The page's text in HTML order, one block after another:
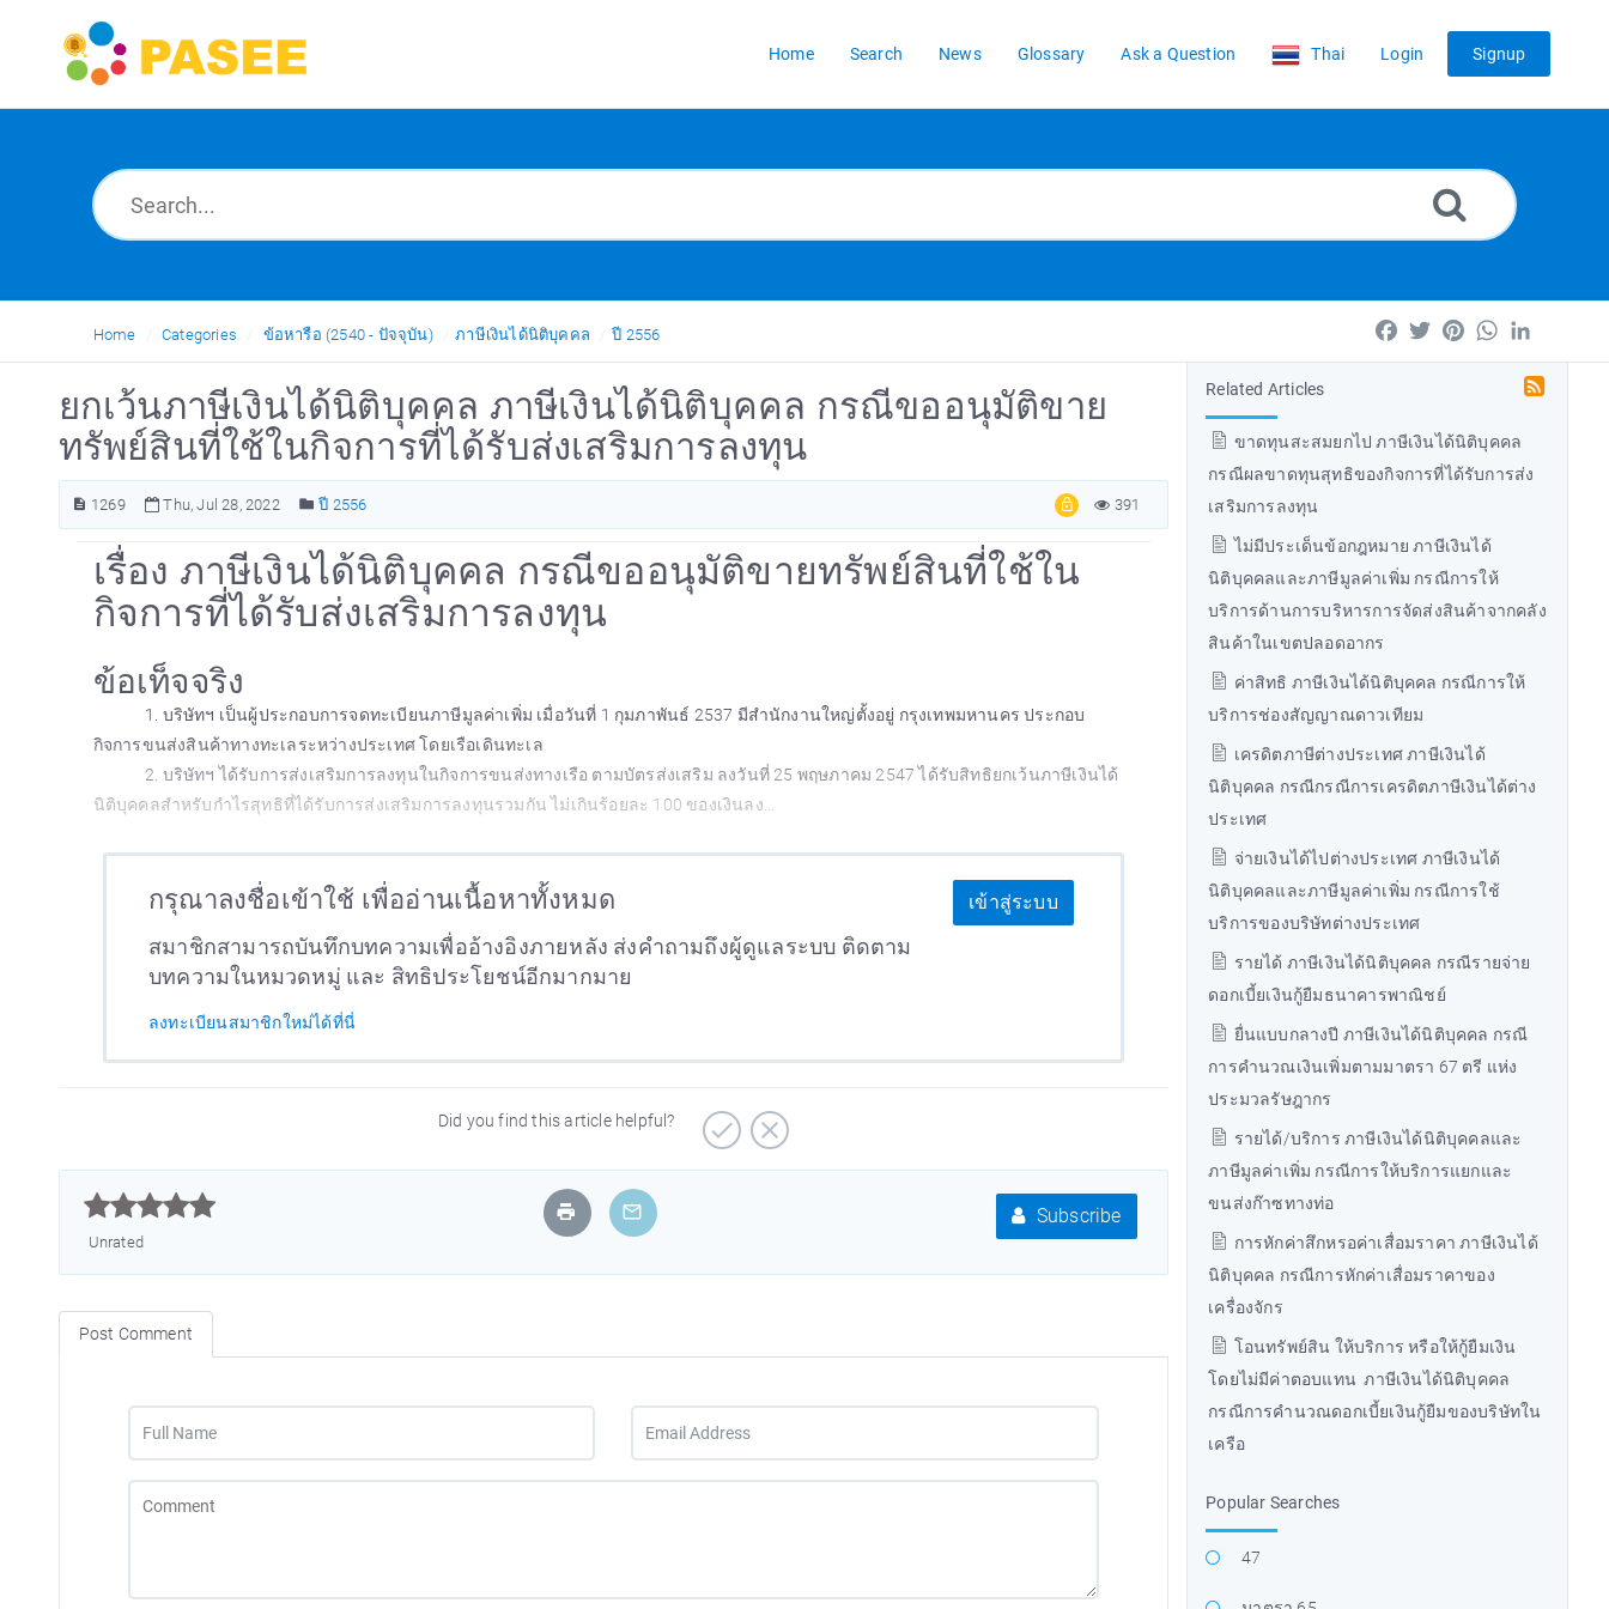
Home Search News Glossary Ask a Question Thai Login Signup
Home Categories ข้อหารือ (2540 - ปัจจุบัน) ภาษีเงินได้นิติบุคคล ปี 2556 Facebook
TwitterPinterestWhatsApp
Related Articles
ขาดทุนสะสมยกไป ภาษีเงินได้นิติบุคคล
กรณีผลขาดทุนสุทธิของกิจการที่ได้รับการส่ง
เสริมการลงทุน
ไม่มีประเด็นข้อกฎหมาย ภาษีเงินได้
นิติบุคคลและภาษีมูลค่าเพิ่ม กรณีการให้
บริการด้านการบริหารการจัดส่งสินค้าจากคลัง
สินค้าในเขตปลอดอากร
ค่าสิทธิ ภาษีเงินได้นิติบุคคล กรณีการให้
บริการช่องสัญญาณดาวเทียม
เครดิตภาษีต่างประเทศ ภาษีเงินได้
นิติบุคคล กรณีกรณีการเครดิตภาษีเงินได้ต่าง
ประเทศ
จ่ายเงินได้ไปต่างประเทศ ภาษีเงินได้
นิติบุคคลและภาษีมูลค่าเพิ่ม กรณีการใช้
บริการของบริษัทต่างประเทศ
รายได้ ภาษีเงินได้นิติบุคคล กรณีรายจ่าย
ดอกเบี้ยเงินกู้ยืมธนาคารพาณิชย์
ยื่นแบบกลางปี ภาษีเงินได้นิติบุคคล กรณี
การคำนวณเงินเพิ่มตามมาตรา 67 ตรี แห่ง
ประมวลรัษฎากร
รายได้/บริการ ภาษีเงินได้นิติบุคคลและ
ภาษีมูลค่าเพิ่ม กรณีการให้บริการแยกและ
ขนส่งก๊าซทางท่อ
การหักค่าสึกหรอค่าเสื่อมราคา ภาษีเงินได้
นิติบุคคล กรณีการหักค่าเสื่อมราคาของ
เครื่องจักร
โอนทรัพย์สิน ให้บริการ หรือให้กู้ยืมเงิน
โดยไม่มีค่าตอบแทน ภาษีเงินได้นิติบุคคล
กรณีการคำนวณดอกเบี้ยเงินกู้ยืมของบริษัทใน
เครือ
Popular Searches
47
ยกเว้นภาษีเงินได้นิติบุคคล ภาษีเงินได้นิติบุคคล กรณีขออนุมัติขาย
ทรัพย์สินที่ใช้ในกิจการที่ได้รับส่งเสริมการลงทุน
1269 Thu, Jul 28, 2022 ปี 2556 391
เรื่อง ภาษีเงินได้นิติบุคคล กรณีขออนุมัติขายทรัพย์สินที่ใช้ใน
กิจการที่ได้รับส่งเสริมการลงทุน
ข้อเท็จจริง
1. บริษัทฯ เป็นผู้ประกอบการจดทะเบียนภาษีมูลค่าเพิ่ม เมื่อวันที่ 1 กุมภาพันธ์ 2537 มีสำนักงานใหญ่ตั้งอยู่ กรุงเทพมหานคร ประกอบ
กิจการขนส่งสินค้าทางทะเลระหว่างประเทศ โดยเรือเดินทะเล
2. บริษัทฯ ได้รับการส่งเสริมการลงทุนในกิจการขนส่งทางเรือ ตามบัตรส่งเสริม ลงวันที่ 25 พฤษภาคม 2547 ได้รับสิทธิยกเว้นภาษีเงินได้
นิติบุคคลสำหรับกำไรสุทธิที่ได้รับการส่งเสริมการลงทุนรวมกัน ไม่เกินร้อยละ 100 ของเงินลง...
กรุณาลงชื่อเข้าใช้ เพื่ออ่านเนื้อหาทั้งหมด
สมาชิกสามารถบันทึกบทความเพื่ออ้างอิงภายหลัง ส่งคำถามถึงผู้ดูแลระบบ ติดตาม
บทความในหมวดหมู่ และ สิทธิประโยชน์อีกมากมาย
ลงทะเบียนสมาชิกใหม่ได้ที่นี่
เข้าสู่ระบบ
Did you find this article helpful?



Unrated
Subscribe
Post Comment